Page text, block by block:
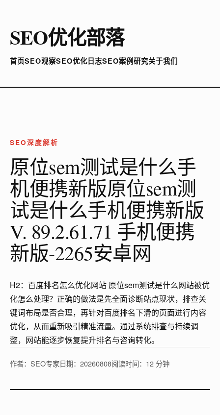
SEO优化部落
首页SEO观察SEO优化日志SEO案例研究关于我们
SEO深度解析
原位sem测试是什么手
机便携新版原位sem测
试是什么手机便携新版
V. 89.2.61.71 手机便携
新版-2265安卓网
H2：百度排名怎么优化网站 原位sem测试是什么网站被优
化怎么处理？正确的做法是先全面诊断站点现状，排查关
键词布局是否合理，再针对百度排名下滑的页面进行内容
优化，从而重新吸引精准流量。通过系统排查与持续调
整，网站能逐步恢复提升排名与咨询转化。
作者：SEO专家日期：20260808阅读时间：12 分钟